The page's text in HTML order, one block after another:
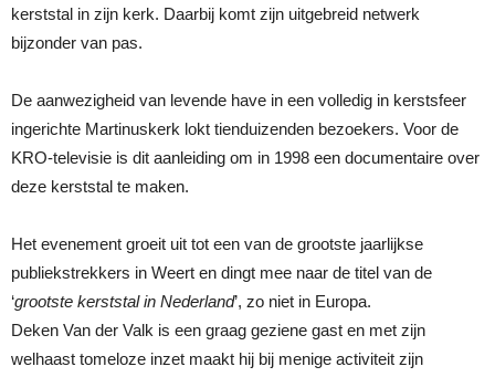
kerststal in zijn kerk. Daarbij komt zijn uitgebreid netwerk
bijzonder van pas.
De aanwezigheid van levende have in een volledig in kerstsfeer
ingerichte Martinuskerk lokt tienduizenden bezoekers. Voor de
KRO-televisie is dit aanleiding om in 1998 een documentaire over
deze kerststal te maken.
Het evenement groeit uit tot een van de grootste jaarlijkse
publiekstrekkers in Weert en dingt mee naar de titel van de
‘grootste kerststal in Nederland’, zo niet in Europa.
Deken Van der Valk is een graag geziene gast en met zijn
welhaast tomeloze inzet maakt hij bij menige activiteit zijn